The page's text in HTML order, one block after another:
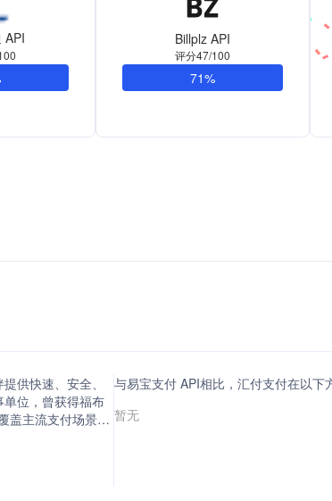
API Billplz API
评分47/100
71%
供快速、安全、
位，曾获得福布
盖主流支付场景，
展提供强有力的
与易宝支付 API相比，汇付支付在以下
暂无